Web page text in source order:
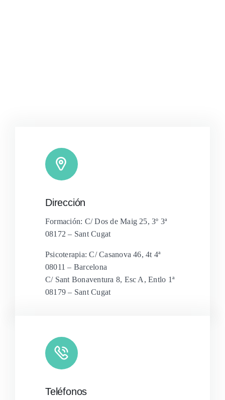
Dirección
Formación: C/ Dos de Maig 25, 3º 3ª
08172 – Sant Cugat
Psicoterapia: C/ Casanova 46, 4t 4ª
08011 – Barcelona
C/ Sant Bonaventura 8, Esc A, Entlo 1ª
08179 – Sant Cugat
Teléfonos